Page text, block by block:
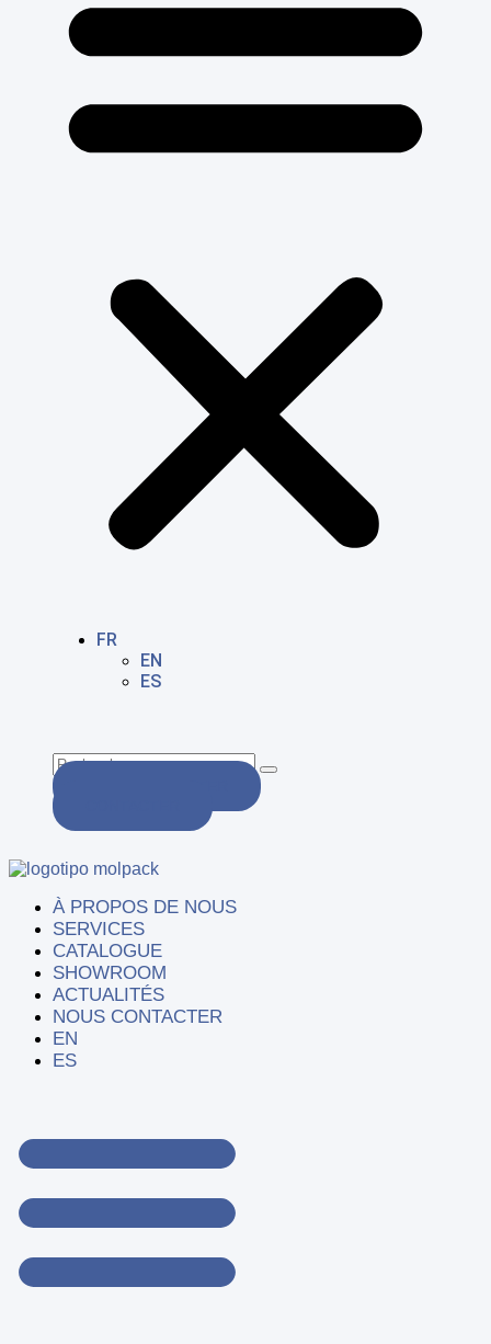
FR
EN
ES
À PROPOS DE NOUS
SERVICES
CATALOGUE
SHOWROOM
ACTUALITÉS
NOUS CONTACTER
EN
ES